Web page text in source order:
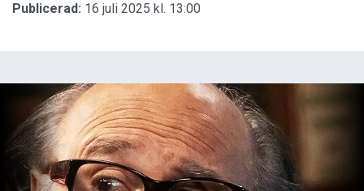
Publicerad: 16 juli 2025 kl. 13:00